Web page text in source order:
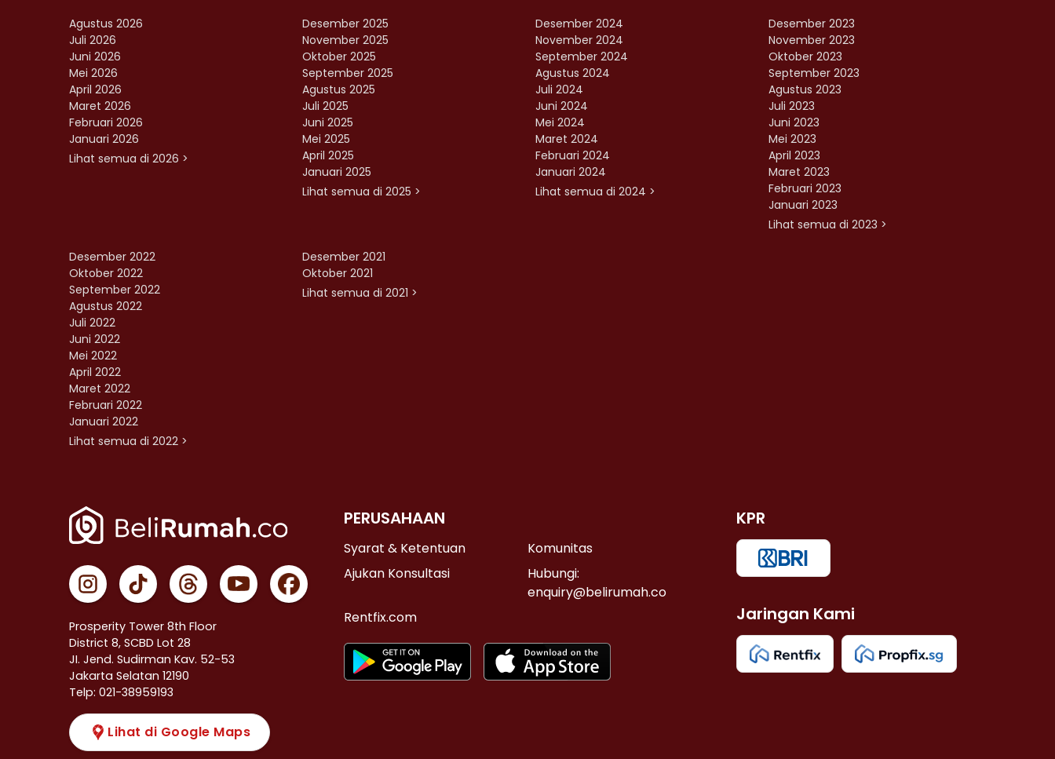
Agustus 2026
Juli 2026
Juni 2026
Mei 2026
April 2026
Maret 2026
Februari 2026
Januari 2026
Lihat semua di 2026 >
Desember 2025
November 2025
Oktober 2025
September 2025
Agustus 2025
Juli 2025
Juni 2025
Mei 2025
April 2025
Januari 2025
Lihat semua di 2025 >
Desember 2024
November 2024
September 2024
Agustus 2024
Juli 2024
Juni 2024
Mei 2024
Maret 2024
Februari 2024
Januari 2024
Lihat semua di 2024 >
Desember 2023
November 2023
Oktober 2023
September 2023
Agustus 2023
Juli 2023
Juni 2023
Mei 2023
April 2023
Maret 2023
Februari 2023
Januari 2023
Lihat semua di 2023 >
Desember 2022
Oktober 2022
September 2022
Agustus 2022
Juli 2022
Juni 2022
Mei 2022
April 2022
Maret 2022
Februari 2022
Januari 2022
Lihat semua di 2022 >
Desember 2021
Oktober 2021
Lihat semua di 2021 >
Prosperity Tower 8th Floor
District 8, SCBD Lot 28
JI. Jend. Sudirman Kav. 52-53
Jakarta Selatan 12190
Telp: 021-38959193
Lihat di Google Maps
PERUSAHAAN
Syarat & Ketentuan
Komunitas
Ajukan Konsultasi
Hubungi:
enquiry@belirumah.co
Rentfix.com
KPR
Jaringan Kami